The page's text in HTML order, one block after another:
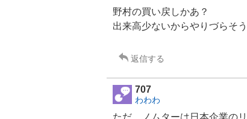
野村の買い戻しかあ？
出来高少ないからやりづらそう
返信する
707
わわわ
ただ、ノムターは日本企業の